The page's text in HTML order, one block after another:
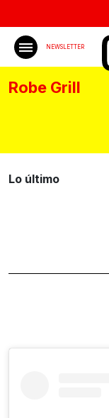
NEWSLETTER
Robe Grill
Lo último